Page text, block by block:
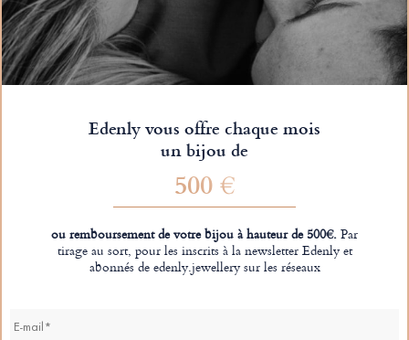
Edenly vous offre chaque mois
un bijou de
500 €
ou remboursement de votre bijou à hauteur de 500€.Par
tirage au sort, pour les inscrits à la newsletter Edenly et
abonnés de edenly.jewellery sur les réseaux